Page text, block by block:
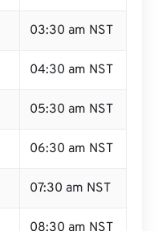
03:30 am NST
04:30 am NST
05:30 am NST
06:30 am NST
07:30 am NST
08:30 am NST